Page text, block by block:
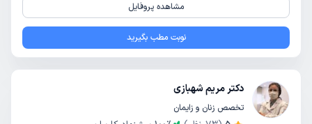
مشاهده پروفایل
نوبت مطب بگیرید
دکتر مریم شهبازی
تخصص زنان و زایمان